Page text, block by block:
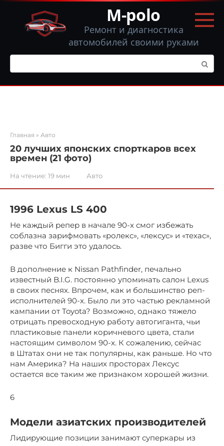
Перейти
контенту
M-polo
Ремонт и диагностика
автомобилей своими руками
Поиск:
Главная » Авто
20 лучших японских спорткаров всех
времен (21 фото)
На чтение: 19 мин Авто
1996 Lexus LS 400
Не каждый репер в начале 90-х смог избежать
соблазна зарифмовать «ролекс», «лексус» и «техас»,
разве что Бигги это удалось.
В дополнение к Nissan Pathfinder, печально
известный B.I.G. постоянно упоминать салон Lexus
в своих песнях. Впрочем, как и большинство реп-
исполнителей 90-х. Было ли это частью рекламной
кампании от Toyota? Возможно, однако тяжело
отрицать превосходную работу автогиганта, чьи
пластиковые панели коричневого цвета, стали
настоящим символом 90-х. К сожалению, сейчас
в Штатах они не так популярны, как раньше. Но что
нам Америка? На наших просторах Лексус
остается все таким же признаком хорошей жизни.
6
Модели азиатских производителей
Лидирующие позиции занимают суперкары из